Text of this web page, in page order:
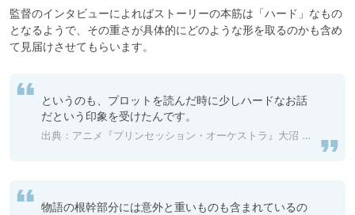
監督のインタビューによればストーリーの本筋は「ハード」なもの
となるようで、その重さが具体的にどのような形を取るのかも含め
て見届けさせてもらいます。
というのも、プロットを読んだ時に少しハードなお話
だという印象を受けたんです。
出典： アニメ『プリンセッション・オーケストラ』大沼 心監督インタビュー | アニメイトタイムズ
物語の根幹部分には意外と重いものも含まれているの